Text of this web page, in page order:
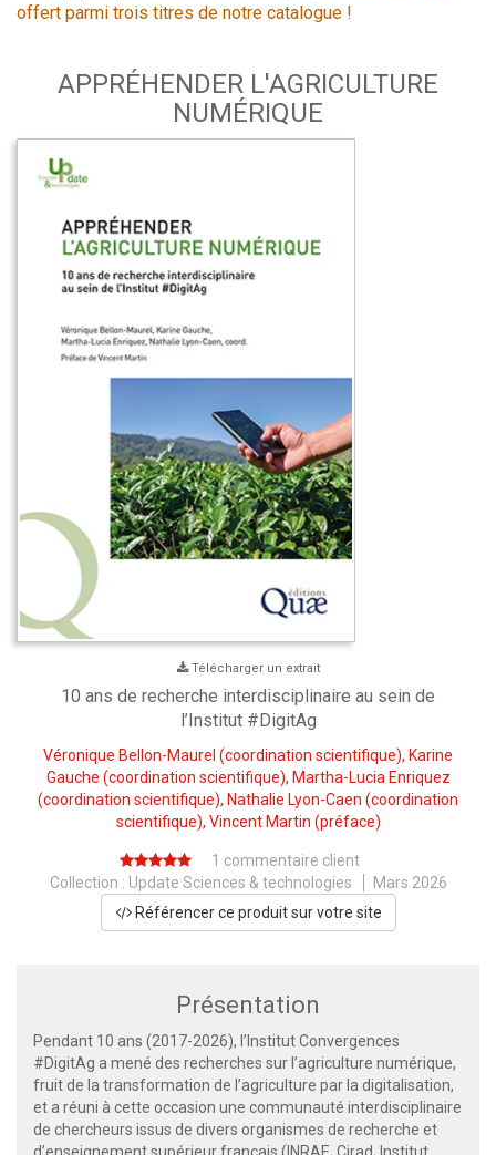
offert parmi trois titres de notre catalogue !
APPRÉHENDER L'AGRICULTURE
NUMÉRIQUE
Télécharger un extrait
10 ans de recherche interdisciplinaire au sein de
l’Institut #DigitAg
Véronique Bellon-Maurel (coordination scientifique), Karine
Gauche (coordination scientifique), Martha-Lucia Enriquez
(coordination scientifique), Nathalie Lyon-Caen (coordination
scientifique), Vincent Martin (préface)
1 commentaire client
Collection : Update Sciences & technologies
Mars 2026
Référencer ce produit sur votre site
Présentation
Pendant 10 ans (2017-2026), l’Institut Convergences
#DigitAg a mené des recherches sur l’agriculture numérique,
fruit de la transformation de l’agriculture par la digitalisation,
et a réuni à cette occasion une communauté interdisciplinaire
de chercheurs issus de divers organismes de recherche et